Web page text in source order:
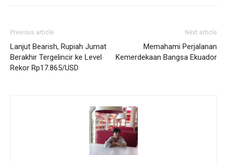
Previous article
Lanjut Bearish, Rupiah Jumat
Berakhir Tergelincir ke Level
Rekor Rp17.865/USD
Next article
Memahami Perjalanan
Kemerdekaan Bangsa Ekuador